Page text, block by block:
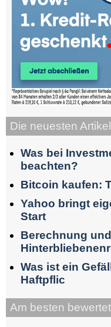
Die neuesten
Was bei
beachten?
Bitcoin kaufen:
Yahoo bringt
Start
Berechnung
Was ist ein
Haftpflic
Am besten